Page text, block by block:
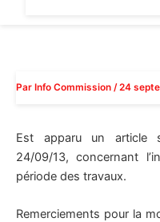
Par Info Commission /24
Est apparu un
24/09/13, concernant
période des travaux.
Remerciements pour la